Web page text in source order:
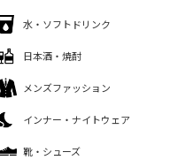
水・ソフトドリンク
日本酒・焼酎
メンズファッション
インナー・ナイトウェア
靴・シューズ